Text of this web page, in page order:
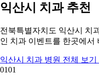
익산시 치과 추천
전북특별자치도 익산시 치
인 치과 이벤트를 한곳에서
익산시 치과 병원 전체 보기
0101